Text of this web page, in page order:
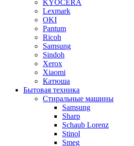
KYOCERA
Lexmark
OKI
Pantum
Ricoh
Samsung
Sindoh
Xerox
Xiaomi
Катюша
Бытовая техника
Стиральные машины
Samsung
Sharp
Schaub Lorenz
Stinol
Smeg